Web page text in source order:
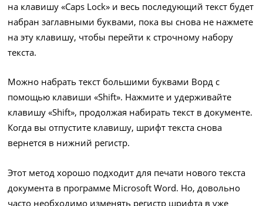
на клавишу «Caps Lock» и весь последующий текст будет
набран заглавными буквами, пока вы снова не нажмете
на эту клавишу, чтобы перейти к строчному набору
текста.
Можно набрать текст большими буквами Ворд с
помощью клавиши «Shift». Нажмите и удерживайте
клавишу «Shift», продолжая набирать текст в документе.
Когда вы отпустите клавишу, шрифт текста снова
вернется в нижний регистр.
Этот метод хорошо подходит для печати нового текста
документа в программе Microsoft Word. Но, довольно
часто необходимо изменять регистр шрифта в уже